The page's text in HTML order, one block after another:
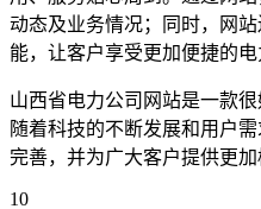
动态及业务情况；同时，网
能，让客户享受更加便捷的电
山西省电力公司网站是一款
随着科技的不断发展和用户
完善，并为广大客户提供更加
10